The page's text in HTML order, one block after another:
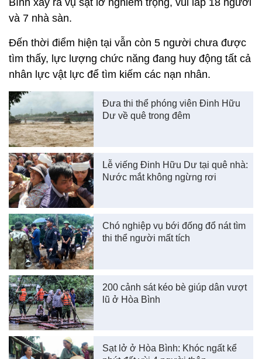
Bình xảy ra vụ sạt lở nghiêm trọng, vùi lấp 18 người
và 7 nhà sàn.
Đến thời điểm hiện tại vẫn còn 5 người chưa được
tìm thấy, lực lượng chức năng đang huy động tất cả
nhân lực vật lực để tìm kiếm các nạn nhân.
Đưa thi thể phóng viên Đinh Hữu
Dư về quê trong đêm
Lễ viếng Đinh Hữu Dư tại quê nhà:
Nước mắt không ngừng rơi
Chó nghiệp vụ bới đống đổ nát tìm
thi thể người mất tích
200 cảnh sát kéo bè giúp dân vượt
lũ ở Hòa Bình
Sạt lở ở Hòa Bình: Khóc ngất kể